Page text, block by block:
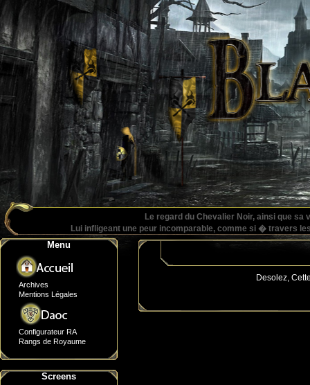
Le regard du Chevalier Noir, ainsi que
Lui infligeant une peur incomparable, comme si � travers
Menu
Archives
Mentions Légales
Configurateur RA
Rangs de Royaume
Screens
Desolez,